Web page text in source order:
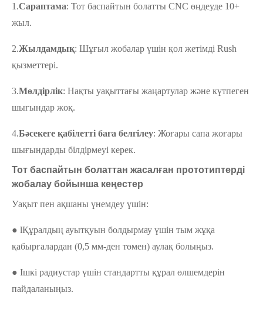
1.Сараптама: Тот баспайтын болатты CNC өңдеуде 10+
жыл.
2.Жылдамдық: Шұғыл жобалар үшін қол жетімді Rush
қызметтері.
3.Мөлдірлік: Нақты уақыттағы жаңартулар және күтпеген
шығындар жоқ.
4.Бәсекеге қабілетті баға белгілеу: Жоғары сапа жоғары
шығындарды білдірмеуі керек.
Тот баспайтын болаттан жасалған прототиптерді
жобалау бойынша кеңестер
Уақыт пен ақшаны үнемдеу үшін:
● lҚұралдың ауытқуын болдырмау үшін тым жұқа
қабырғалардан (0,5 мм-ден төмен) аулақ болыңыз.
● Ішкі радиустар үшін стандартты құрал өлшемдерін
пайдаланыңыз.